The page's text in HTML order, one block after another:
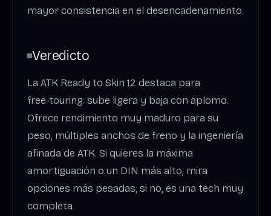
mayor consistencia en el desencadenamiento.
Veredicto
La ATK Ready to Skin 12 destaca para
free‑touring: sube ligera y baja con aplomo.
Ofrece rendimiento muy maduro para su
peso, múltiples anchos de freno y la ingeniería
afinada de ATK. Si quieres la máxima
amortiguación o un DIN más alto, mira
opciones más pesadas; si no, es una tech muy
completa.